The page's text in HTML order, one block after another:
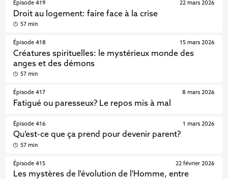
Épisode 419
Droit au logement: faire face à la crise
22 mars 2026
57 min
Épisode 418
Créatures spirituelles: le mystérieux monde des
anges et des démons
15 mars 2026
57 min
Épisode 417
Fatigué ou paresseux? Le repos mis à mal
8 mars 2026
Épisode 416
Qu’est-ce que ça prend pour devenir parent?
1 mars 2026
57 min
Épisode 415
Les mystères de l'évolution de l'Homme, entre
22 février 2026